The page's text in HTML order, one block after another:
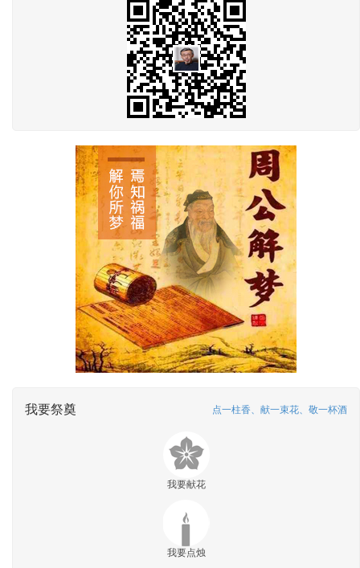
我要祭奠 点一柱香、献一束花、敬一杯酒
我要献花
我要点烛